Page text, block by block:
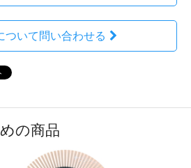
ついて問い合わせる
の商品